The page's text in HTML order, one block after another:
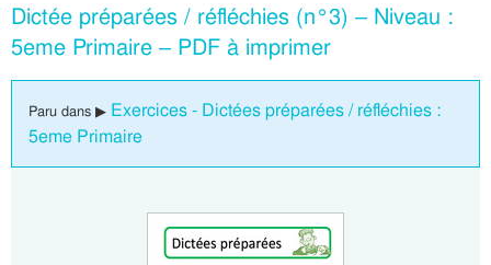
Dictée préparées / réfléchies (n°3) – Niveau :
5eme Primaire – PDF à imprimer
Paru dans ▶ Exercices - Dictées préparées / réfléchies :
5eme Primaire